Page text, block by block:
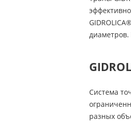
Система
разных